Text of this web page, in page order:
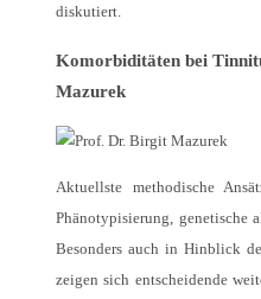
diskutiert.
Komorbiditäten bei
Mazurek
Aktuellste methodische
Phänotypisierung, genetische
Besonders auch in Hinblick
zeigen sich entscheidende